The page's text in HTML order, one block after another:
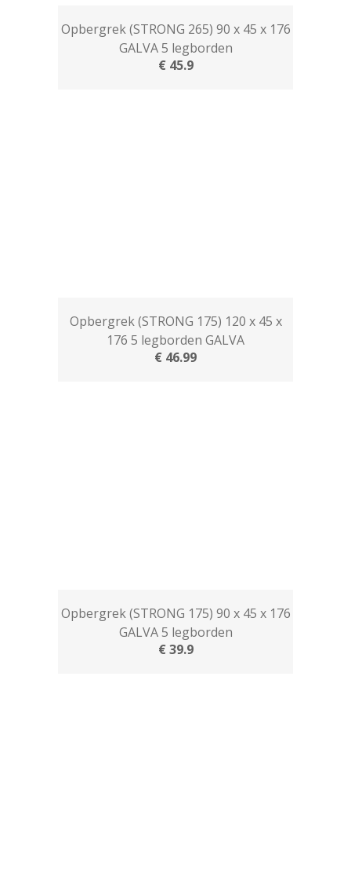
Opbergrek (STRONG 265) 90 x 45 x 176
GALVA 5 legborden
€ 45.9
Opbergrek (STRONG 175) 120 x 45 x
176 5 legborden GALVA
€ 46.99
Opbergrek (STRONG 175) 90 x 45 x 176
GALVA 5 legborden
€ 39.9